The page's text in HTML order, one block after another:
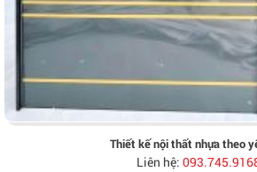
Thiết kế nội thất nhựa theo
Liên hệ: